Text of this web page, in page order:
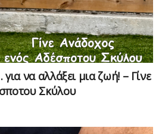
να αλλάξει μια ζωή! – Γίνε
Σκύλου